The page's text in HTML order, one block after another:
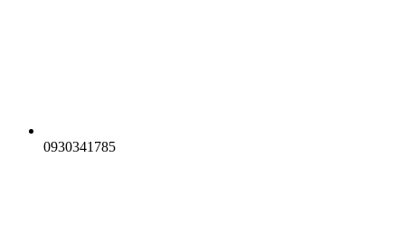
0930341785